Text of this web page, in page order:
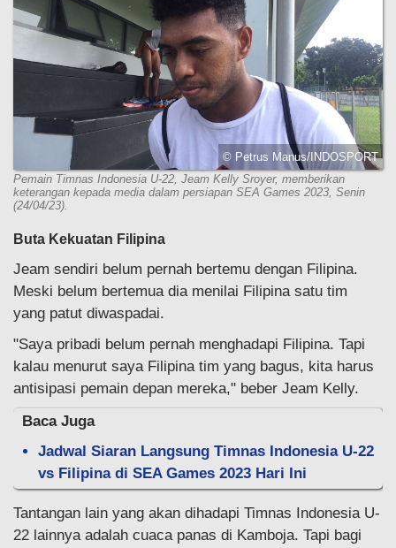
© Petrus Manus/INDOSPORT
Pemain Timnas Indonesia U-22, Jeam Kelly Sroyer, memberikan
keterangan kepada media dalam persiapan SEA Games 2023, Senin
(24/04/23).
Buta Kekuatan Filipina
Jeam sendiri belum pernah bertemu dengan Filipina.
Meski belum bertemua dia menilai Filipina satu tim
yang patut diwaspadai.
"Saya pribadi belum pernah menghadapi Filipina. Tapi
kalau menurut saya Filipina tim yang bagus, kita harus
antisipasi pemain depan mereka," beber Jeam Kelly.
Baca Juga
Jadwal Siaran Langsung Timnas Indonesia U-22
vs Filipina di SEA Games 2023 Hari Ini
Tantangan lain yang akan dihadapi Timnas Indonesia U-
22 lainnya adalah cuaca panas di Kamboja. Tapi bagi